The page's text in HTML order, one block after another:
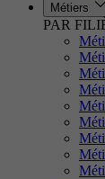
Métiers
PAR